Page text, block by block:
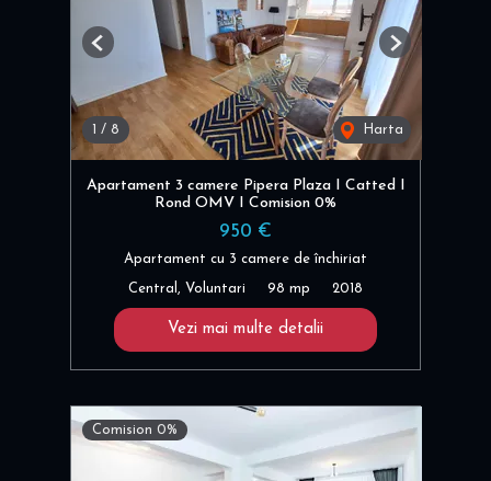
/ 8 Harta
Previous Next
Apartament 3 camere Pipera Plaza I Catted I
Rond OMV I Comision 0%
950 €
Apartament cu 3 camere de închiriat
Central, Voluntari 98 mp 2018
Vezi mai multe detalii
Comision 0%